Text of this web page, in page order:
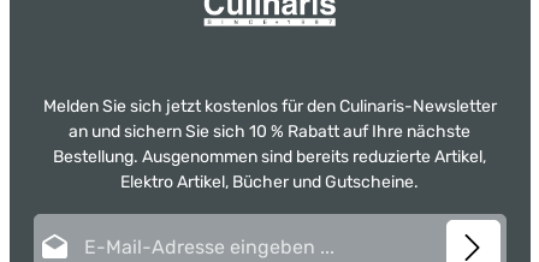
Melden Sie sich jetzt kostenlos für den Culinaris-Newsletter
an und sichern Sie sich 10 % Rabatt auf Ihre nächste
Bestellung. Ausgenommen sind bereits reduzierte Artikel,
Elektro Artikel, Bücher und Gutscheine.